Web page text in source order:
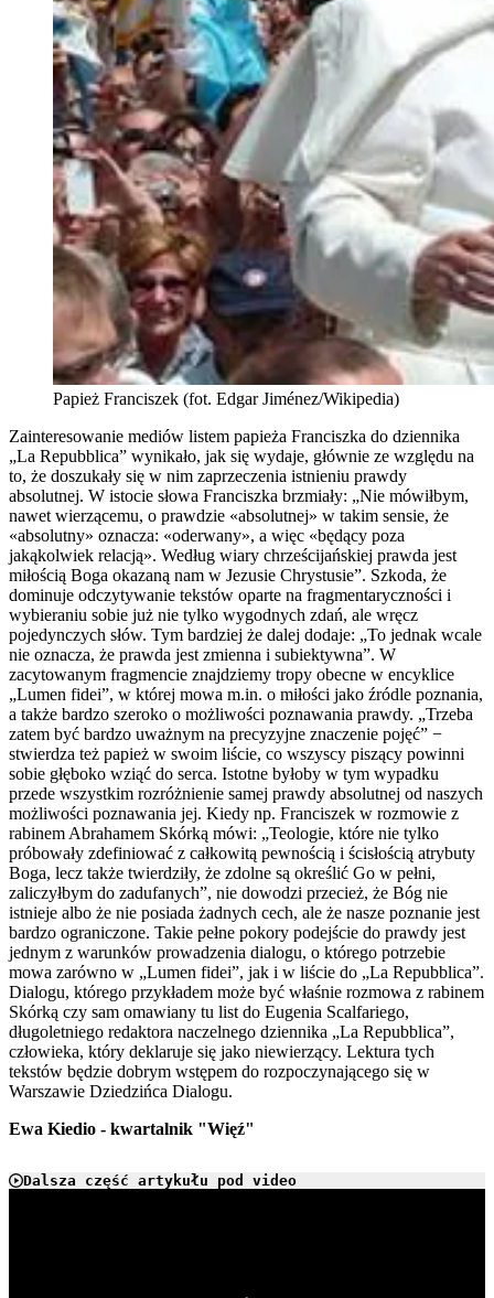
Papież Franciszek (fot. Edgar Jiménez/Wikipedia)
Zainteresowanie mediów listem papieża Franciszka do dziennika
„La Repubblica” wynikało, jak się wydaje, głównie ze względu na
to, że doszukały się w nim zaprzeczenia istnieniu prawdy
absolutnej. W istocie słowa Franciszka brzmiały: „Nie mówiłbym,
nawet wierzącemu, o prawdzie «absolutnej» w takim sensie, że
«absolutny» oznacza: «oderwany», a więc «będący poza
jakąkolwiek relacją». Według wiary chrześcijańskiej prawda jest
miłością Boga okazaną nam w Jezusie Chrystusie”. Szkoda, że
dominuje odczytywanie tekstów oparte na fragmentaryczności i
wybieraniu sobie już nie tylko wygodnych zdań, ale wręcz
pojedynczych słów. Tym bardziej że dalej dodaje: „To jednak wcale
nie oznacza, że prawda jest zmienna i subiektywna”. W
zacytowanym fragmencie znajdziemy tropy obecne w encyklice
„Lumen fidei”, w której mowa m.in. o miłości jako źródle poznania,
a także bardzo szeroko o możliwości poznawania prawdy. „Trzeba
zatem być bardzo uważnym na precyzyjne znaczenie pojęć” −
stwierdza też papież w swoim liście, co wszyscy piszący powinni
sobie głęboko wziąć do serca. Istotne byłoby w tym wypadku
przede wszystkim rozróżnienie samej prawdy absolutnej od naszych
możliwości poznawania jej. Kiedy np. Franciszek w rozmowie z
rabinem Abrahamem Skórką mówi: „Teologie, które nie tylko
próbowały zdefiniować z całkowitą pewnością i ścisłością atrybuty
Boga, lecz także twierdziły, że zdolne są określić Go w pełni,
zaliczyłbym do zadufanych”, nie dowodzi przecież, że Bóg nie
istnieje albo że nie posiada żadnych cech, ale że nasze poznanie jest
bardzo ograniczone. Takie pełne pokory podejście do prawdy jest
jednym z warunków prowadzenia dialogu, o którego potrzebie
mowa zarówno w „Lumen fidei”, jak i w liście do „La Repubblica”.
Dialogu, którego przykładem może być właśnie rozmowa z rabinem
Skórką czy sam omawiany tu list do Eugenia Scalfariego,
długoletniego redaktora naczelnego dziennika „La Repubblica”,
człowieka, który deklaruje się jako niewierzący. Lektura tych
tekstów będzie dobrym wstępem do rozpoczynającego się w
Warszawie Dziedzińca Dialogu.
Ewa Kiedio - kwartalnik "Więź"
Dalsza część artykułu pod video